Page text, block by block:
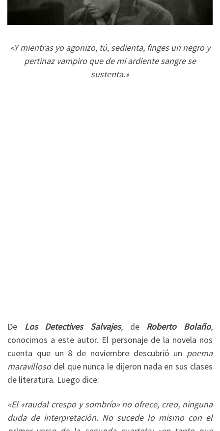
«Y mientras yo agonizo, tú, sedienta, finges un negro y
pertinaz vampiro que de mi ardiente sangre se
sustenta.»
De Los Detectives Salvajes, deRoberto Bolaño,
conocimos a este autor. El personaje de la novela nos
cuenta que un 8 de noviembre descubrió un poema
maravilloso del que nunca le dijeron nada en sus clases
de literatura. Luego dice:
«El «raudal crespo y sombrío» no ofrece, creo, ninguna
duda de interpretación. No sucede lo mismo con el